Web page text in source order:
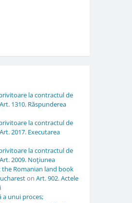
la contractul de
Art. 1310. Răspunderea
la contractul de
Art. 2017. Executarea
la contractul de
Art. 2009. Noţiunea
Romanian land book
on Art. 902. Actele
a unui proces;